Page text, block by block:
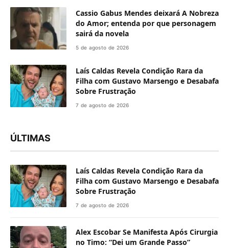
Cassio Gabus Mendes deixará A Nobreza
do Amor; entenda por que personagem
sairá da novela
5 de agosto de 2026
Laís Caldas Revela Condição Rara da
Filha com Gustavo Marsengo e Desabafa
Sobre Frustração
7 de agosto de 2026
ÚLTIMAS
Laís Caldas Revela Condição Rara da
Filha com Gustavo Marsengo e Desabafa
Sobre Frustração
7 de agosto de 2026
Alex Escobar Se Manifesta Após Cirurgia
no Timo: “Dei um Grande Passo”